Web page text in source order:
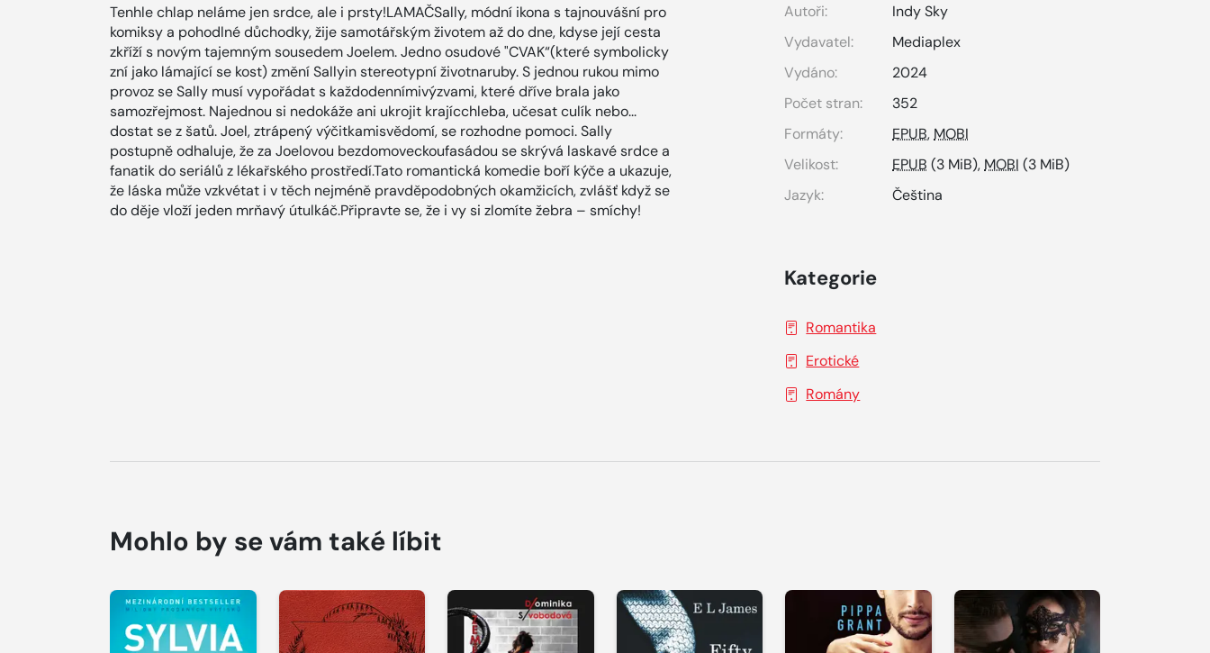
Tenhle chlap neláme jen srdce, ale i prsty!LAMAČSally, módní ikona s tajnouvášní pro
komiksy a pohodlné důchodky, žije samotářským životem až do dne, kdyse její cesta
zkříží s novým tajemným sousedem Joelem. Jedno osudové "CVAK“(které symbolicky
zní jako lámající se kost) změní Sallyin stereotypní životnaruby. S jednou rukou mimo
provoz se Sally musí vypořádat s každodennímivýzvami, které dříve brala jako
samozřejmost. Najednou si nedokáže ani ukrojit krajícchleba, učesat culík nebo...
dostat se z šatů. Joel, ztrápený výčitkamisvědomí, se rozhodne pomoci. Sally
postupně odhaluje, že za Joelovou bezdomoveckoufasádou se skrývá laskavé srdce a
fanatik do seriálů z lékařského prostředí.Tato romantická komedie boří kýče a ukazuje,
že láska může vzkvétat i v těch nejméně pravděpodobných okamžicích, zvlášť když se
do děje vloží jeden mrňavý útulkáč.Připravte se, že i vy si zlomíte žebra – smíchy!
Autoři:
Indy Sky
Vydavatel:
Mediaplex
Vydáno:
2024
Počet stran:
352
Formáty:
EPUB, MOBI
Velikost:
EPUB (3 MiB), MOBI (3 MiB)
Jazyk:
Čeština
Kategorie
Romantika
Erotické
Romány
Mohlo by se vám také líbit